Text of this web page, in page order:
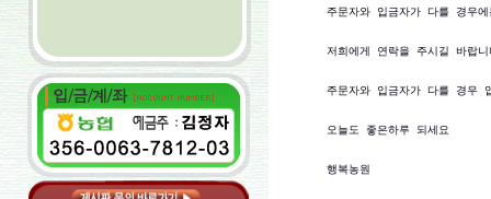
주문자와 입금자가 다를 경우
저희에게 연락을 주시길 바랍
주문자와 입금자가 다를 경우
오늘도 좋은하루 되세요
행복농원